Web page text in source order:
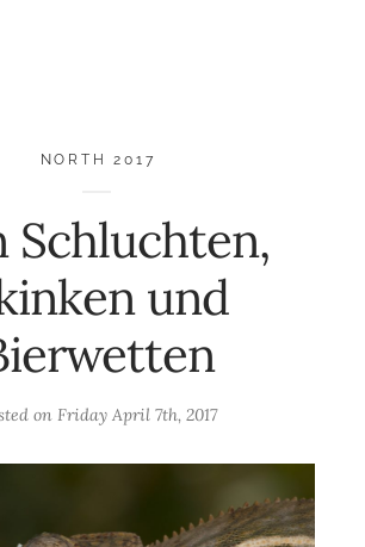
NORTH 2017
Schluchten,
und
on Friday April 7th, 2017